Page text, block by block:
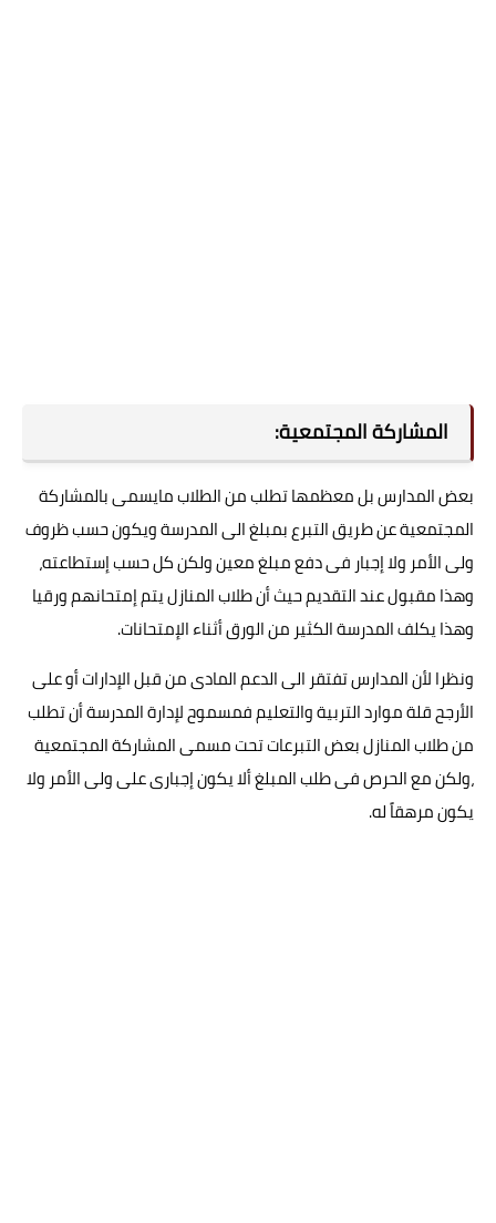
المشاركة المجتمعية:
بعض المدارس بل معظمها تطلب من الطلاب مايسمى بالمشاركة
المجتمعية عن طريق التبرع بمبلغ الى المدرسة ويكون حسب ظروف
ولى الأمر ولا إجبار فى دفع مبلغ معين ولكن كل حسب إستطاعته،
وهذا مقبول عند التقديم حيث أن طلاب المنازل يتم إمتحانهم ورقيا
وهذا يكلف المدرسة الكثير من الورق أثناء الإمتحانات.
ونظرا لأن المدارس تفتقر الى الدعم المادى من قبل الإدارات أو على
الأرجح قلة موارد التربية والتعليم فمسموح لإدارة المدرسة أن تطلب
من طلاب المنازل بعض التبرعات تحت مسمى المشاركة المجتمعية
،ولكن مع الحرص فى طلب المبلغ ألا يكون إجبارى على ولى الأمر ولا
يكون مرهقاً له.